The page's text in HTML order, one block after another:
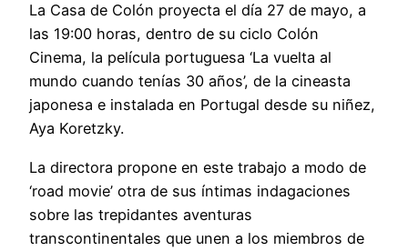
La Casa de Colón proyecta el día 27 de mayo, a
las 19:00 horas, dentro de su ciclo Colón
Cinema, la película portuguesa ‘La vuelta al
mundo cuando tenías 30 años’, de la cineasta
japonesa e instalada en Portugal desde su niñez,
Aya Koretzky.
La directora propone en este trabajo a modo de
‘road movie’ otra de sus íntimas indagaciones
sobre las trepidantes aventuras
transcontinentales que unen a los miembros de